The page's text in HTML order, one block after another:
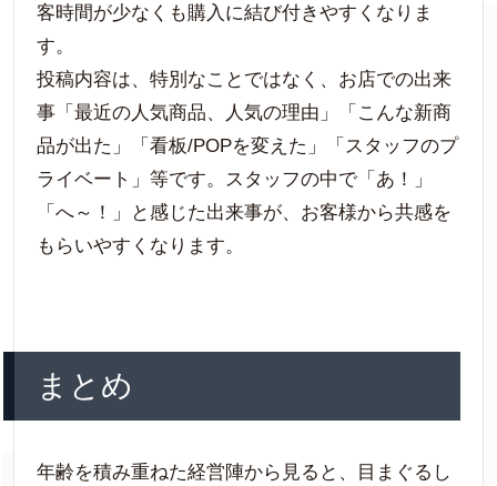
客時間が少なくも購入に結び付きやすくなりま
す。
投稿内容は、特別なことではなく、お店での出来
事「最近の人気商品、人気の理由」「こんな新商
品が出た」「看板/POPを変えた」「スタッフのプ
ライベート」等です。スタッフの中で「あ！」
「へ～！」と感じた出来事が、お客様から共感を
もらいやすくなります。
まとめ
年齢を積み重ねた経営陣から見ると、目まぐるし